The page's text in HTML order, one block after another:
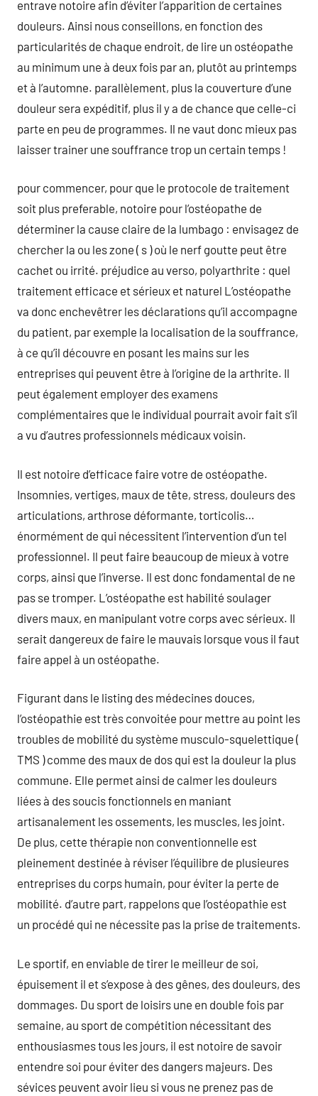
entrave notoire afin d’éviter l’apparition de certaines
douleurs. Ainsi nous conseillons, en fonction des
particularités de chaque endroit, de lire un ostéopathe
au minimum une à deux fois par an, plutôt au printemps
et à l’automne. parallèlement, plus la couverture d’une
douleur sera expéditif, plus il y a de chance que celle-ci
parte en peu de programmes. Il ne vaut donc mieux pas
laisser trainer une souffrance trop un certain temps !
pour commencer, pour que le protocole de traitement
soit plus preferable, notoire pour l’ostéopathe de
déterminer la cause claire de la lumbago : envisagez de
chercher la ou les zone ( s ) où le nerf goutte peut être
cachet ou irrité. préjudice au verso, polyarthrite : quel
traitement efficace et sérieux et naturel L’ostéopathe
va donc enchevêtrer les déclarations qu’il accompagne
du patient, par exemple la localisation de la souffrance,
à ce qu’il découvre en posant les mains sur les
entreprises qui peuvent être à l’origine de la arthrite. Il
peut également employer des examens
complémentaires que le individual pourrait avoir fait s’il
a vu d’autres professionnels médicaux voisin.
Il est notoire d’efficace faire votre de ostéopathe.
Insomnies, vertiges, maux de tête, stress, douleurs des
articulations, arthrose déformante, torticolis…
énormément de qui nécessitent l’intervention d’un tel
professionnel. Il peut faire beaucoup de mieux à votre
corps, ainsi que l’inverse. Il est donc fondamental de ne
pas se tromper. L’ostéopathe est habilité soulager
divers maux, en manipulant votre corps avec sérieux. Il
serait dangereux de faire le mauvais lorsque vous il faut
faire appel à un ostéopathe.
Figurant dans le listing des médecines douces,
l’ostéopathie est très convoitée pour mettre au point les
troubles de mobilité du système musculo-squelettique (
TMS ) comme des maux de dos qui est la douleur la plus
commune. Elle permet ainsi de calmer les douleurs
liées à des soucis fonctionnels en maniant
artisanalement les ossements, les muscles, les joint.
De plus, cette thérapie non conventionnelle est
pleinement destinée à réviser l’équilibre de plusieures
entreprises du corps humain, pour éviter la perte de
mobilité. d’autre part, rappelons que l’ostéopathie est
un procédé qui ne nécessite pas la prise de traitements.
Le sportif, en enviable de tirer le meilleur de soi,
épuisement il et s’expose à des gênes, des douleurs, des
dommages. Du sport de loisirs une en double fois par
semaine, au sport de compétition nécessitant des
enthousiasmes tous les jours, il est notoire de savoir
entendre soi pour éviter des dangers majeurs. Des
sévices peuvent avoir lieu si vous ne prenez pas de